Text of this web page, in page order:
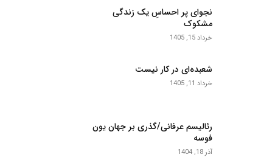
نجوای پر احساسِ یک زندگی
مشکوک
خرداد 15, 1405
شعبده‌ای در کار نیست
خرداد 11, 1405
رئالیسم عرفانی/گذری بر جهان یون
فوسه
آذر 18, 1404